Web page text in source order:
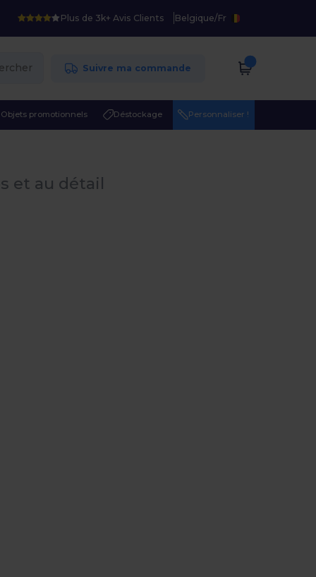
Plus de 3k+ Avis Clients Belgique/Fr
Suivre ma commande
Objets promotionnels Déstockage Personnaliser !
et au détail